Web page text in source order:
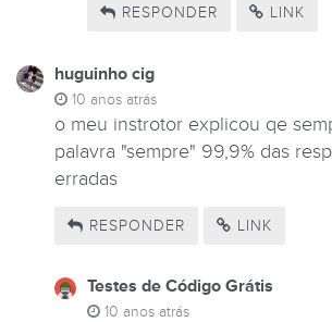
RESPONDER LINK
huguinho cig
10 anos atrás
o meu instrotor explicou qe
palavra "sempre" 99,9% das
erradas
RESPONDER LINK
Testes de Código Grátis
10 anos atrás